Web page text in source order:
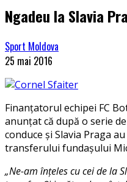
Ngadeu la Slavia
Sport Moldova
25 mai 2016
Finanțatorul echipei FC
anunțat că după o serie
conduce și Slavia Praga
transferului fundașului
„Ne-am înţeles cu cei de la